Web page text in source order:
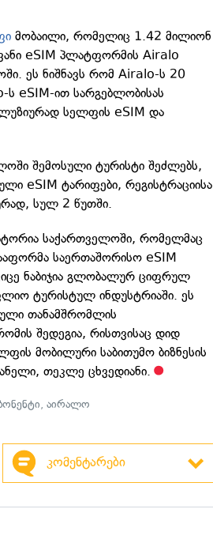
მობაილი, რომელიც 1.42 მილიონ
eSIM პლატფორმის Airalo
ეს ნიშნავს რომ Airalo-ს 20
ს eSIM-ით სარგებლობისას
სელფის eSIM და
შემოსული ტურისტი შეძლებს,
eSIM ტარიფები, რეგისტრაციისა
სულ 2 წუთში.
საქართველოში, რომელმაც
საერთაშორისო eSIM
ნაბიჯია გლობალურ ციფრულ
ტურისტულ ინდუსტრიაში. ეს
თანამშრომლის
შედეგია, რისთვისაც დიდ
მობილური საბითუმო ბიზნესის
თეკლე ცხვედიანი.
,აირალო
კომენტარები